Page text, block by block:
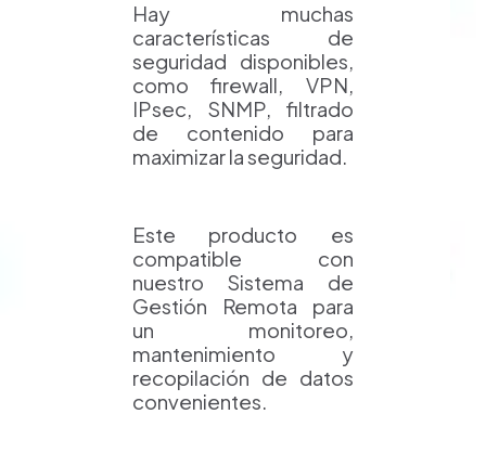
Hay muchas
características de
seguridad disponibles,
como firewall, VPN,
IPsec, SNMP, filtrado
de contenido para
maximizar la seguridad.
Este producto es
compatible con
nuestro Sistema de
Gestión Remota para
un monitoreo,
mantenimiento y
recopilación de datos
convenientes.